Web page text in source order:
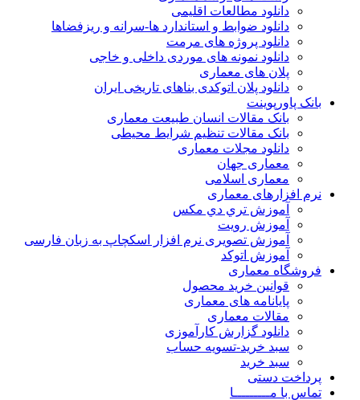
دانلود مطالعات اقلیمی
دانلود ضوابط و استاندارد ها-سرانه و ریزفضاها
دانلود پروژه های مرمت
دانلود نمونه های موردی داخلی و خاجی
پلان های معماری
دانلود پلان اتوکدی بناهای تاریخی ایران
بانک پاورپوینت
بانک مقالات انسان طبیعت معماری
بانک مقالات تنظیم شرایط محیطی
دانلود مجلات معماری
معماری جهان
معماری اسلامی
نرم افزارهای معماری
آﻣﻮزش ﺗﺮي دي ﻣﮑﺲ
آموزش رویت
آموزش تصویری نرم افزار اسکچاپ به زبان فارسی
آموزش اتوکد
فروشگاه معماری
قوانین خرید محصول
پایانامه های معماری
مقالات معماری
دانلود گزارش کارآموزی
سبد خرید-تسویه حساب
سبد خرید
پرداخت دستی
تماس با مـــــــــا